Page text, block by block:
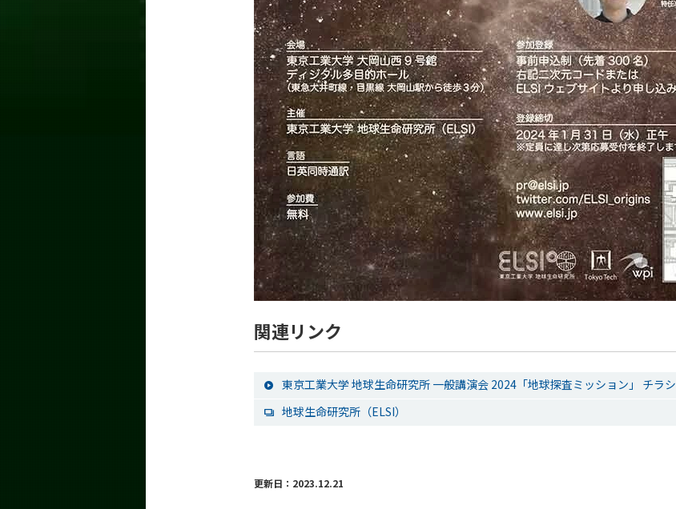
関連リンク
東京工業大学 地球生命研究所 一般講演会 2024「地球探査ミッション」 チラシ
地球生命研究所（ELSI）
更新日：2023.12.21